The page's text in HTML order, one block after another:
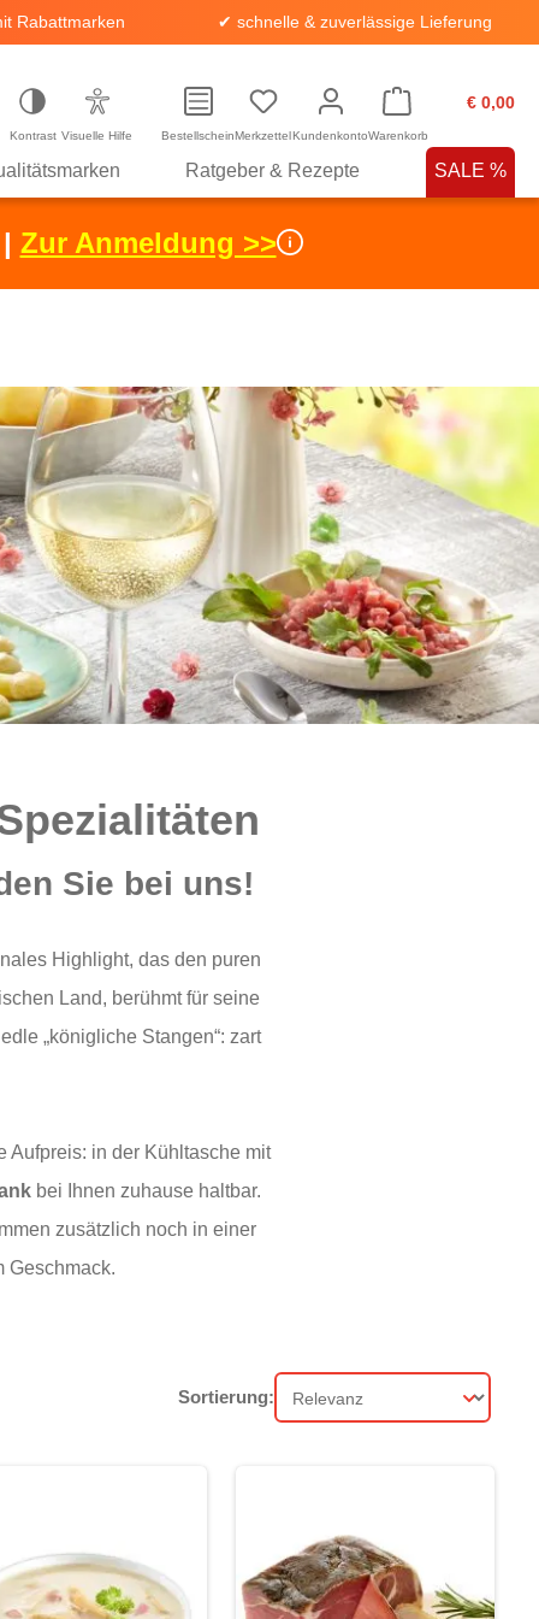
Rabattmarken ✔ schnelle & zuverlässige Lieferung
Kontrast Visuelle Hilfe BestellscheinMerkzettelKundenkonto
€ 0,00
Warenkorb
Ratgeber & Rezepte SALE %
Zur Anmeldung >>
Sie bei uns!
Highlight, das den puren
Land, berühmt für seine
„königliche Stangen“: zart
Aufpreis: in der Kühltasche mit
bei Ihnen zuhause haltbar.
zusätzlich noch in einer
Geschmack.
Sortierung:
Sortierung